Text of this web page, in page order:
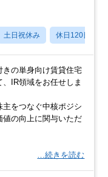
土日祝休み 休日120日以上
きの単身向け賃貸住宅
IR領域をお任せしま
をつなぐ中核ポジシ
値の向上に関与いただ
…続きを読む